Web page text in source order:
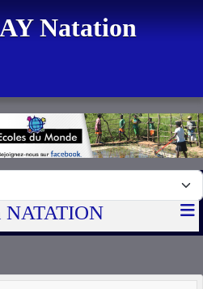
Natation
NATATION